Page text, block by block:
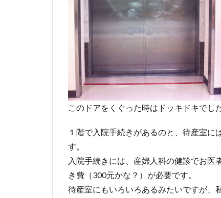
もの
3.2
分
娩・
につ
いて
は
このドアをくぐった時はドッキドキでし
１階で入院手続きがあるのと、待産室
す。
入院手続きには、産婦人科の健診でお
き費（300元かな？）が必要です。
待産室にもいろいろあるみたいですが、